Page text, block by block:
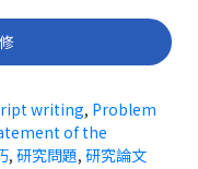
writing, Problem
of the
, 研究問題, 研究論文